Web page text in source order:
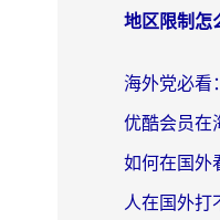
地区限制怎